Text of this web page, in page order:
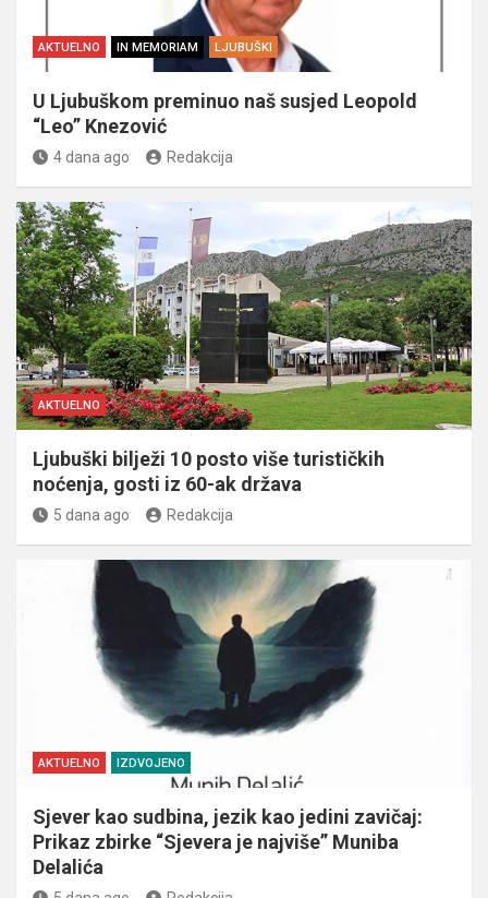
AKTUELNO IN MEMORIAM LJUBUŠKI
U Ljubuškom preminuo naš susjed Leopold
“Leo” Knezović
4 dana ago Redakcija
AKTUELNO
Ljubuški bilježi 10 posto više turističkih
noćenja, gosti iz 60-ak država
5 dana ago Redakcija
AKTUELNO IZDVOJENO
Sjever kao sudbina, jezik kao jedini zavičaj:
Prikaz zbirke “Sjevera je najviše” Muniba
Delalića